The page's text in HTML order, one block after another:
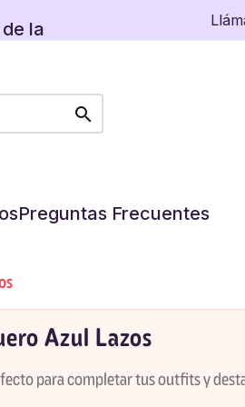
la

Preguntas Frecuentes
Azul Lazos
para completar tus outfits y